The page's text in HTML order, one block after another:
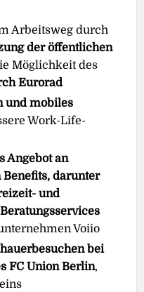
Arbeitsweg durch
der öffentlichen
Möglichkeit des
Eurorad
und mobiles
Work-Life-
Angebot an
darunter
und
Voiio
bei
FC Union Berlin,